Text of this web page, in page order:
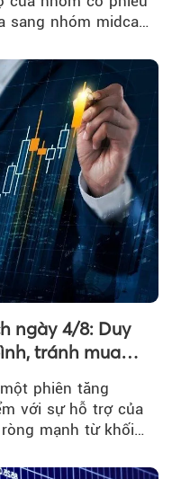
sang nhóm midcap
ngày 4/8: Duy
tránh mua
phiên tăng
với sự hỗ trợ của
mạnh từ khối